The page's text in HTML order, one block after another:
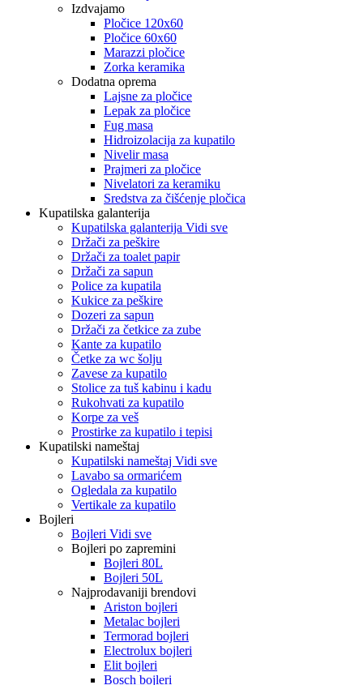
Izdvajamo
Pločice 120x60
Pločice 60x60
Marazzi pločice
Zorka keramika
Dodatna oprema
Lajsne za pločice
Lepak za pločice
Fug masa
Hidroizolacija za kupatilo
Nivelir masa
Prajmeri za pločice
Nivelatori za keramiku
Sredstva za čišćenje pločica
Kupatilska galanterija
Kupatilska galanterija Vidi sve
Držači za peškire
Držači za toalet papir
Držači za sapun
Police za kupatila
Kukice za peškire
Dozeri za sapun
Držači za četkice za zube
Kante za kupatilo
Četke za wc šolju
Zavese za kupatilo
Stolice za tuš kabinu i kadu
Rukohvati za kupatilo
Korpe za veš
Prostirke za kupatilo i tepisi
Kupatilski nameštaj
Kupatilski nameštaj Vidi sve
Lavabo sa ormarićem
Ogledala za kupatilo
Vertikale za kupatilo
Bojleri
Bojleri Vidi sve
Bojleri po zapremini
Bojleri 80L
Bojleri 50L
Najprodavaniji brendovi
Ariston bojleri
Metalac bojleri
Termorad bojleri
Electrolux bojleri
Elit bojleri
Bosch bojleri